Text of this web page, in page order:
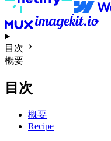
目次
概要
目次
概要
Recipe